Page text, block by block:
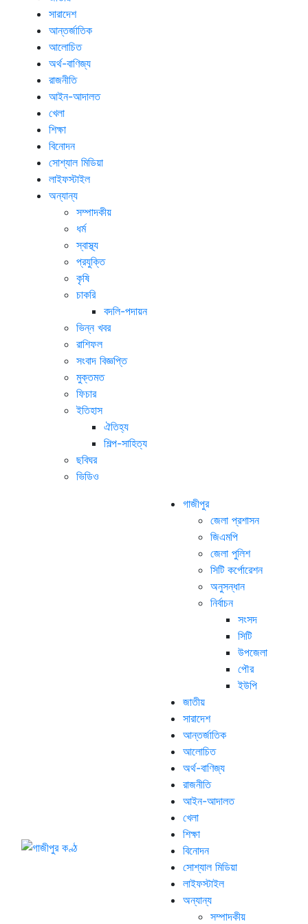
সারাদেশ
আন্তর্জাতিক
আলোচিত
অর্থ-বাণিজ্য
রাজনীতি
আইন-আদালত
খেলা
শিক্ষা
বিনোদন
সোশ্যাল মিডিয়া
লাইফস্টাইল
অন্যান্য
সম্পাদকীয়
ধর্ম
স্বাস্থ্য
প্রযুক্তি
কৃষি
চাকরি
বদলি-পদায়ন
ভিন্ন খবর
রাশিফল
সংবাদ বিজ্ঞপ্তি
মুক্তমত
ফিচার
ইতিহাস
ঐতিহ্য
শিল্প-সাহিত্য
ছবিঘর
ভিডিও
গাজীপুর
জেলা প্রশাসন
জিএমপি
জেলা পুলিশ
সিটি কর্পোরেশন
অনুসন্ধান
নির্বাচন
সংসদ
সিটি
উপজেলা
পৌর
ইউপি
জাতীয়
সারাদেশ
আন্তর্জাতিক
আলোচিত
অর্থ-বাণিজ্য
রাজনীতি
আইন-আদালত
খেলা
শিক্ষা
বিনোদন
সোশ্যাল মিডিয়া
লাইফস্টাইল
অন্যান্য
সম্পাদকীয়